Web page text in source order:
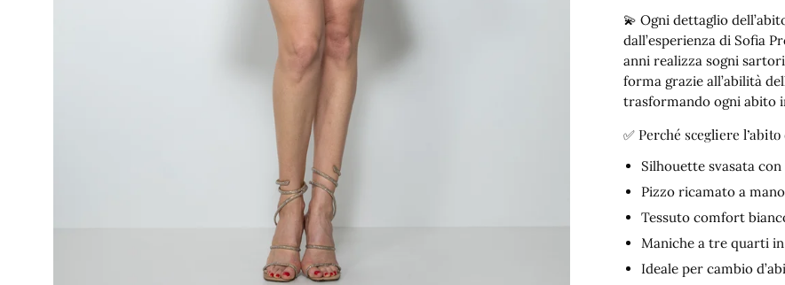
💫 Ogni dettaglio
dall’esperienza di Sofia
anni realizza sogni
forma grazie all’abilità
trasformando ogni abito
✅ Perché scegliere
Silhouette svasata
Pizzo ricamato a
Tessuto comfort
Maniche a tre quarti
Ideale per cambio